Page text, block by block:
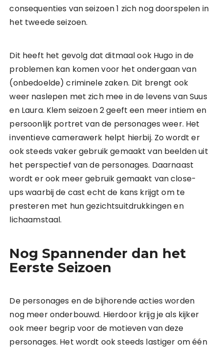
consequenties van seizoen 1 zich nog doorspelen in
het tweede seizoen.
Dit heeft het gevolg dat ditmaal ook Hugo in de
problemen kan komen voor het ondergaan van
(onbedoelde) criminele zaken. Dit brengt ook
weer naslepen met zich mee in de levens van Suus
en Laura. Klem seizoen 2 geeft een meer intiem en
persoonlijk portret van de personages weer. Het
inventieve camerawerk helpt hierbij. Zo wordt er
ook steeds vaker gebruik gemaakt van beelden uit
het perspectief van de personages. Daarnaast
wordt er ook meer gebruik gemaakt van close-
ups waarbij de cast echt de kans krijgt om te
presteren met hun gezichtsuitdrukkingen en
lichaamstaal.
Nog Spannender dan het
Eerste Seizoen
De personages en de bijhorende acties worden
nog meer onderbouwd. Hierdoor krijg je als kijker
ook meer begrip voor de motieven van deze
personages. Het wordt ook steeds lastiger om één